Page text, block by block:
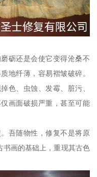
砺还是会使它变得沧桑不
地纤薄，容易褶皱破碎。
色、虫蚀、发霉、脏污、
画面破损严重，甚至可能
吾随物性，修复不是将原
书画的基础上，重现其古色